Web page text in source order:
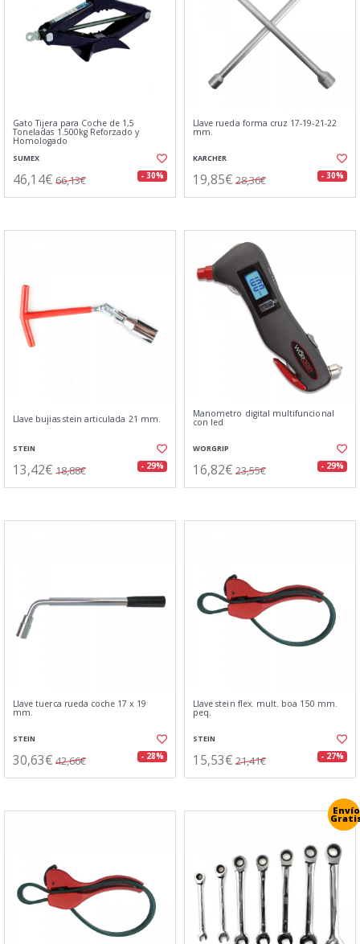
Gato Tijera para Coche de 1,5
Toneladas 1.500kg Reforzado y
Homologado
SUMEX
46,14€ 66,13€ - 30%
Llave rueda forma cruz 17-19-21-22
mm.
KARCHER
19,85€ 28,36€ - 30%
Llave bujias stein articulada 21 mm.
STEIN
13,42€ 18,88€ - 29%
Manometro digital multifuncional
con led
WORGRIP
16,82€ 23,55€ - 29%
Llave tuerca rueda coche 17 x 19
mm.
STEIN
30,63€ 42,66€ - 28%
Llave stein flex. mult. boa 150 mm.
peq.
STEIN
15,53€ 21,41€ - 27%
Envío